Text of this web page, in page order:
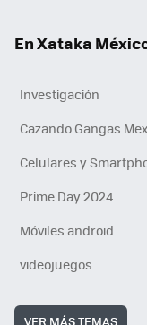
En Xataka
Investigación
Cazando Gangas
Celulares y
Prime Day 2024
Móviles android
videojuegos
VER MÁS TEMAS